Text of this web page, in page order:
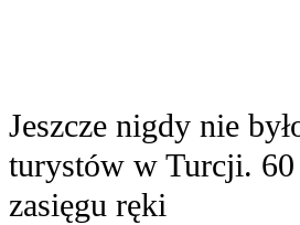
Jeszcze nigdy nie
turystów w Turcji.
zasięgu ręki